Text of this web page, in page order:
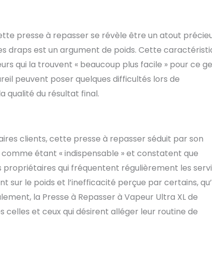
presse à repasser se révèle être un atout
draps est un argument de poids. Cette
qui la trouvent « beaucoup plus facile » pour ce
peuvent poser quelques difficultés lors de
qualité du résultat final.
clients, cette presse à repasser séduit par son
étant « indispensable » et constatent que
qui fréquentent régulièrement les
sur le poids et l’inefficacité perçue par certains,
la Presse à Repasser à Vapeur Ultra XL de
et ceux qui désirent alléger leur routine de